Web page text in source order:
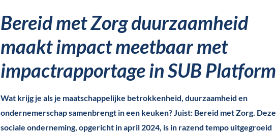
Bereid met Zorg duurzaamheid
maakt impact meetbaar met
impactrapportage in SUB Platform
Wat krijg je als je maatschappelijke betrokkenheid, duurzaamheid en
ondernemerschap samenbrengt in een keuken? Juist: Bereid met Zorg. Deze
sociale onderneming, opgericht in april 2024, is in razend tempo uitgegroeid